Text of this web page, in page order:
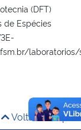
(DFT)
de Espécies
Voltar ao topo